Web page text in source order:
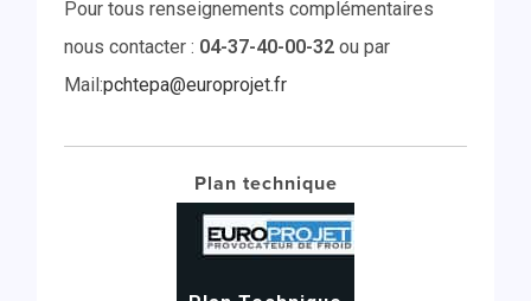
Pour tous renseignements complémentaires
nous contacter : 04-37-40-00-32ou par
Mail:pchtepa@europrojet.fr
Plan technique